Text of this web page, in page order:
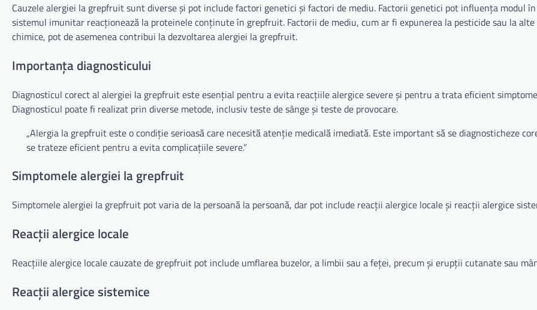
Cauzele alergiei la grepfruit sunt diverse și pot include factori genetici și factori de mediu. Factorii genetici pot influența modul
sistemul imunitar reacționează la proteinele conținute în grepfruit. Factorii de mediu, cum ar fi expunerea la pesticide sau la
chimice, pot de asemenea contribui la dezvoltarea alergiei la grepfruit.
Importanța diagnosticului
Diagnosticul corect al alergiei la grepfruit este esențial pentru a evita reacțiile alergice severe și pentru a trata eficient
Diagnosticul poate fi realizat prin diverse metode, inclusiv teste de sânge și teste de provocare.
„Alergia la grepfruit este o condiție serioasă care necesită atenție medicală imediată. Este important să se diagnosticheze
se trateze eficient pentru a evita complicațiile severe.”
Simptomele alergiei la grepfruit
Simptomele alergiei la grepfruit pot varia de la persoană la persoană, dar pot include reacții alergice locale și reacții alergice
Reacții alergice locale
Reacțiile alergice locale cauzate de grepfruit pot include umflarea buzelor, a limbii sau a feței, precum și erupții cutanate sau
Reacții alergice sistemice